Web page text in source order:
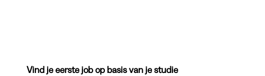
Vind je eerste job op basis van je studie